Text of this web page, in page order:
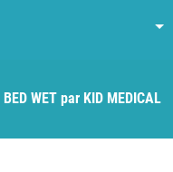
BED WET par KID MEDICAL